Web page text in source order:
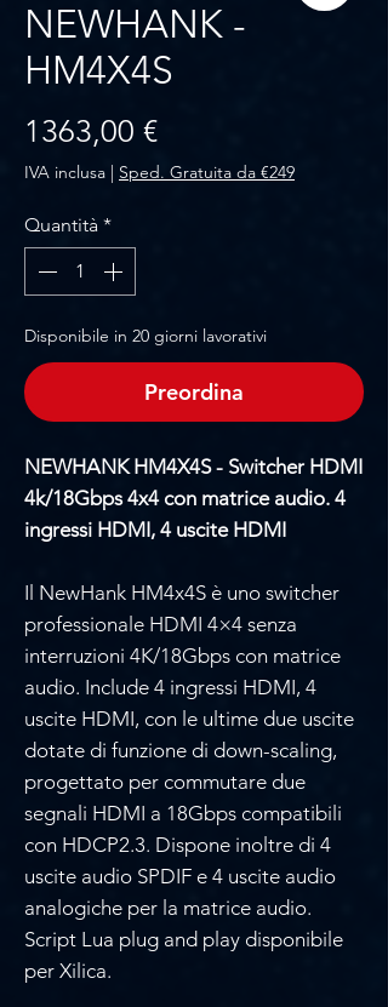
NEWHANK -
HM4X4S
1363,00 €Prezzo
IVA inclusa | Sped. Gratuita da €249
Quantità *
Disponibile in 20 giorni lavorativi
Preordina
NEWHANK HM4X4S - Switcher HDMI
4k/18Gbps 4x4 con matrice audio. 4
ingressi HDMI, 4 uscite HDMI
Il NewHank HM4x4S è uno switcher
professionale HDMI 4×4 senza
interruzioni 4K/18Gbps con matrice
audio. Include 4 ingressi HDMI, 4
uscite HDMI, con le ultime due uscite
dotate di funzione di down-scaling,
progettato per commutare due
segnali HDMI a 18Gbps compatibili
con HDCP2.3. Dispone inoltre di 4
uscite audio SPDIF e 4 uscite audio
analogiche per la matrice audio.
Script Lua plug and play disponibile
per Xilica.